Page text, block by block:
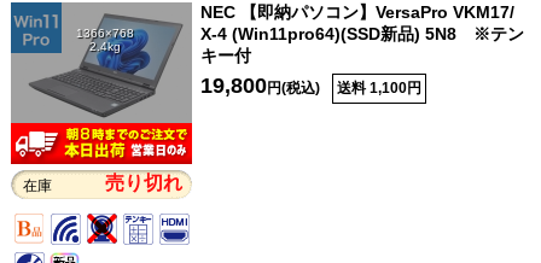
1366×768
2.4kg
在庫 売り切れ
NEC 【即納パソコン】VersaPro VKM17/
X-4 (Win11pro64)(SSD新品) 5N8 ※テン
キー付
19,800円(税込) 送料 1,100円